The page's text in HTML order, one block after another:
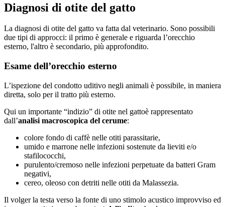
Diagnosi di otite del gatto
La diagnosi di otite del gatto va fatta dal veterinario. Sono possibili
due tipi di approcci: il primo è generale e riguarda l’orecchio
esterno, l'altro è secondario, più approfondito.
Esame dell’orecchio esterno
L’ispezione del condotto uditivo negli animali è possibile, in maniera
diretta, solo per il tratto più esterno.
Qui un importante “indizio” di otite nel gattoè rappresentato
dall’analisi macroscopica del cerume:
colore fondo di caffè nelle otiti parassitarie,
umido e marrone nelle infezioni sostenute da lieviti e/o
stafilococchi,
purulento/cremoso nelle infezioni perpetuate da batteri Gram
negativi,
cereo, oleoso con detriti nelle otiti da Malassezia.
Il volger la testa verso la fonte di uno stimolo acustico improvviso ed